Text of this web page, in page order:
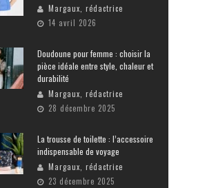
Margaux, rédactrice
14 avril 2026
Doudoune pour femme : choisir la
pièce idéale entre style, chaleur et
durabilité
Margaux, rédactrice
28 décembre 2025
La trousse de toilette : l’accessoire
indispensable de voyage
Margaux, rédactrice
23 décembre 2025